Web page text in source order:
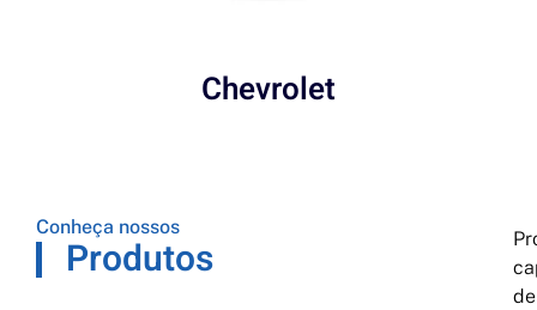
Chevrolet
Conheça nossos
Produtos
de